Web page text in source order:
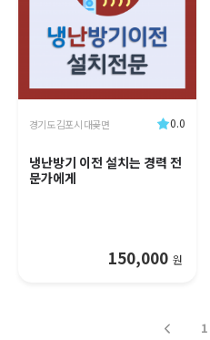
0.0
경기도 김포시 대곶면
냉난방기 이전 설치는 경력 전
문가에게
150,000 원
1